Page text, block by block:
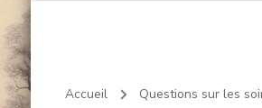
Accueil Questions sur les